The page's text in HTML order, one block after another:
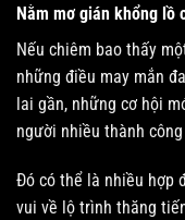
Nằm mơ gián khổng lồ
Nếu chiêm bao thấy
những điều may mắn
lai gần, những cơ hội
người nhiều thành
Đó có thể là nhiều hợp
vui về lộ trình thăng